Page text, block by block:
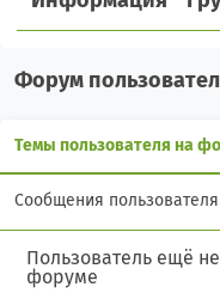
Форум
Темы пользователя на
Сообщения
Пользователь ещё
форуме